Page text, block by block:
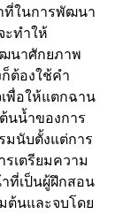
ที่ในการพัฒนา
ทำให้
นาศักยภาพ
ต้องใช้คำ
พื่อให้แตกฉาน
นน้ำของการ
มนับตั้งแต่การ
เตรียมความ
ที่เป็นผู้ฝึกสอน
ต้นและจบโดย